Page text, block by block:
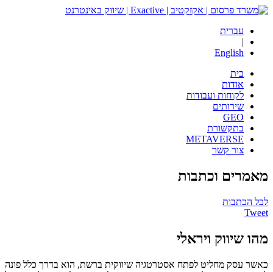
עברית
|
English
בית
אודות
לקוחות ועבודות
שירותים
GEO
בתקשורת
METAVERSE
צור קשר
מאמרים וכתבות
לכל הכתבות
Tweet
מהו שיווק ויראלי
כאשר עסק מחליט לפתח אסטרטגיה שיווקית ברשת, הוא בדרך כלל פונה